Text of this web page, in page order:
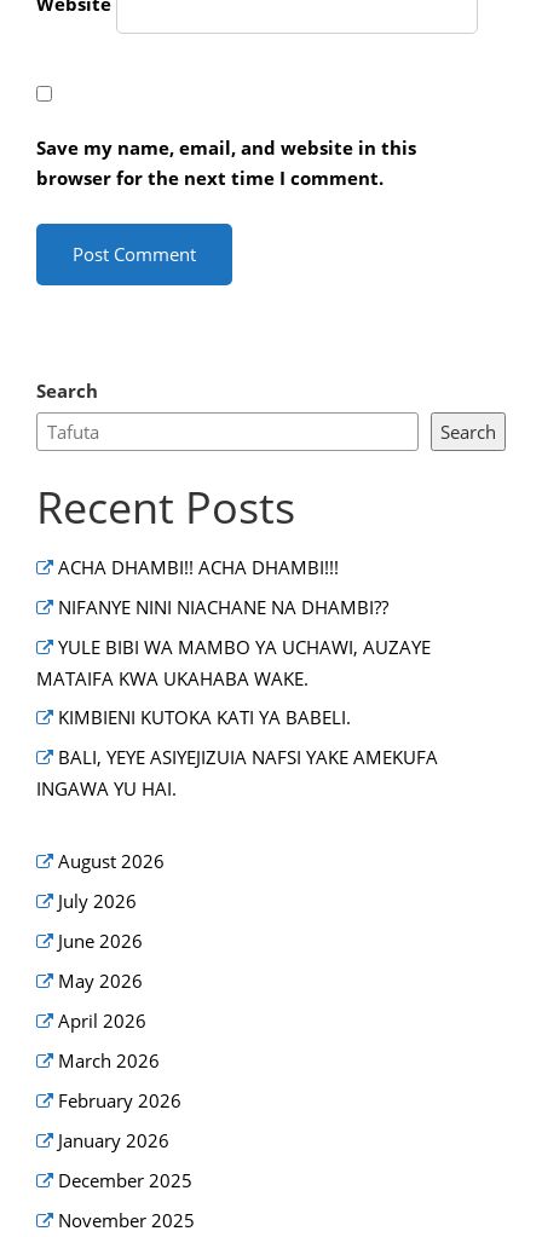
Save my name, email, and website in this
browser for the next time I comment.
Search
Search
Recent Posts
ACHA DHAMBI!! ACHA DHAMBI!!!
NIFANYE NINI NIACHANE NA DHAMBI??
YULE BIBI WA MAMBO YA UCHAWI, AUZAYE
MATAIFA KWA UKAHABA WAKE.
KIMBIENI KUTOKA KATI YA BABELI.
BALI, YEYE ASIYEJIZUIA NAFSI YAKE AMEKUFA
INGAWA YU HAI.
August 2026
July 2026
June 2026
May 2026
April 2026
March 2026
February 2026
January 2026
December 2025
November 2025